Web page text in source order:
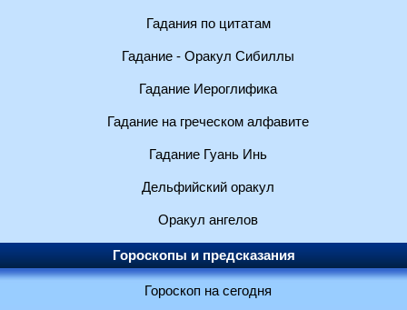
Гадания по цитатам
Гадание - Оракул Сибиллы
Гадание Иероглифика
Гадание на греческом алфавите
Гадание Гуань Инь
Дельфийский оракул
Оракул ангелов
Гороскопы и предсказания
Гороскоп на сегодня